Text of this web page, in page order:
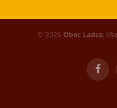
© 2026 Obec Ladce,